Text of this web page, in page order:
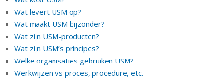
Wat levert USM op?
Wat maakt USM bijzonder?
Wat zijn USM-producten?
Wat zijn USM’s principes?
Welke organisaties gebruiken USM?
Werkwijzen vs proces, procedure, etc.